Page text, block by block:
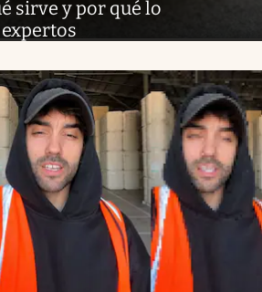
sirve y por qué lo